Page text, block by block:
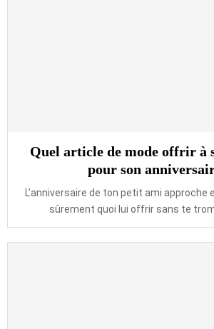
Quel article de mode offrir à
pour son
L’anniversaire de ton petit ami
sûrement quoi lui offrir sans te